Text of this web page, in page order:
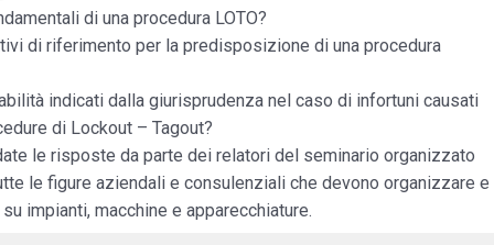
di una procedura LOTO?
di riferimento per la predisposizione di una procedura
indicati dalla giurisprudenza nel caso di infortuni causati
di Lockout – Tagout?
le risposte da parte dei relatori del seminario organizzato
le figure aziendali e consulenziali che devono organizzare e
impianti, macchine e apparecchiature.